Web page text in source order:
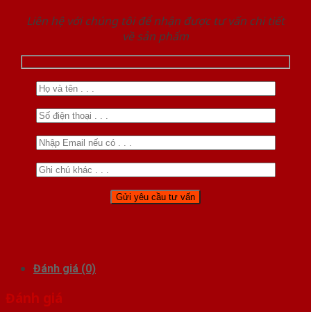
Liên hệ với chúng tôi để nhận được tư vấn chi tiết
về sản phẩm
Đánh giá (0)
Đánh giá